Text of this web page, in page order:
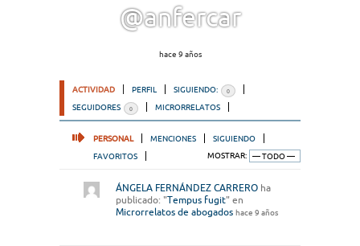
@anfercar
hace 9 años
ACTIVIDAD PERFIL SIGUIENDO: 0
SEGUIDORES 0 MICRORRELATOS
PERSONAL MENCIONES
SIGUIENDO
FAVORITOS
MOSTRAR:
ÁNGELA FERNÁNDEZ CARRERO ha
publicado: "Tempus fugit" en
Microrrelatos de abogados hace 9 años